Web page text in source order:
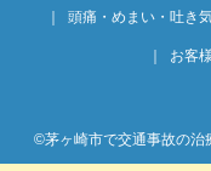
頭痛・めまい・吐き
お客
©︎茅ヶ崎市で交通事故の治